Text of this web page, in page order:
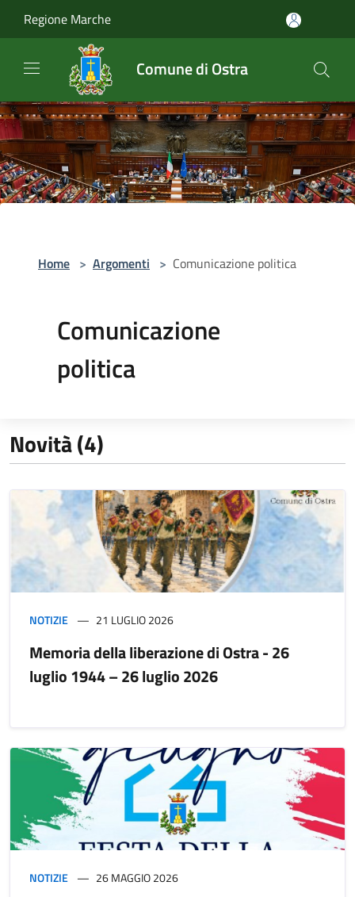
Regione Marche
Comune di Ostra
Home > Argomenti > Comunicazione politica
Comunicazione
politica
Novità (4)
NOTIZIE 21 LUGLIO 2026
Memoria della liberazione di Ostra - 26
luglio 1944 – 26 luglio 2026
NOTIZIE 26 MAGGIO 2026